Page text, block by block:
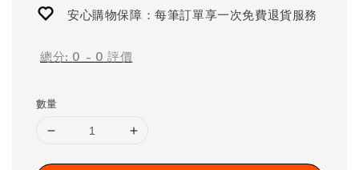
安心購物保障：每筆訂單享一次免費退貨服務
總分: 0 - 0 評價
數量